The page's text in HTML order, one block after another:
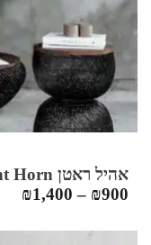
אהיל ראטן Bright Horn
₪900
–
₪1,400